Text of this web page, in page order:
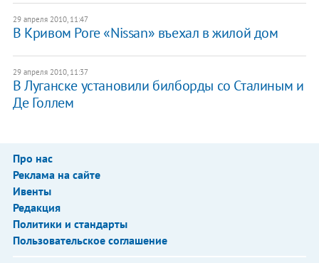
29 апреля 2010, 11:47
В Кривом Роге «Nissan» въехал в жилой дом
29 апреля 2010, 11:37
В Луганске установили билборды со Сталиным и
Де Голлем
Про нас
Реклама на сайте
Ивенты
Редакция
Политики и стандарты
Пользовательское соглашение